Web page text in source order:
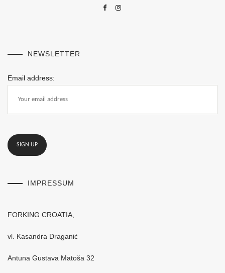
NEWSLETTER
Email address:
IMPRESSUM
FORKING CROATIA,
vl. Kasandra Draganić
Antuna Gustava Matoša 32